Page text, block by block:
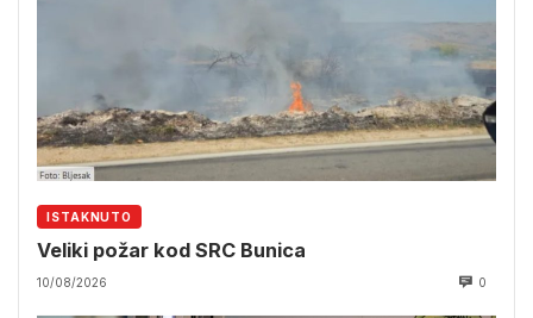
ISTAKNUTO
Veliki požar kod SRC Bunica
10/08/2026 0